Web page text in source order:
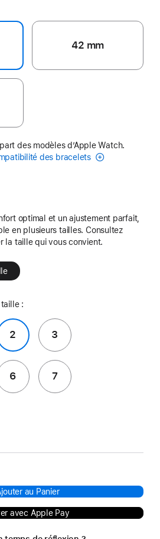
42 mm
des modèles d’Apple Watch.
des bracelets
optimal et un ajustement parfait,
en plusieurs tailles. Consultez
la taille qui vous convient.
:
2 3
6 7
au Panier
avec Apple Pay